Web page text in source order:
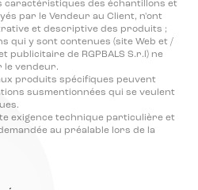
caractéristiques des échantillons et
par le Vendeur au Client, n'ont
et descriptive des produits ;
qui y sont contenues (site Web et /
publicitaire de RGPBALS S.r.l) ne
le vendeur.
produits spécifiques peuvent
susmentionnées qui se veulent
exigence technique particulière et
au préalable lors de la